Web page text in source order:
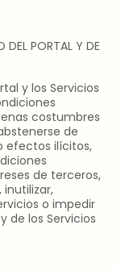
DEL PORTAL Y DE
y los Servicios
costumbres
de
efectos ilícitos,
de terceros,
o impedir
de los Servicios